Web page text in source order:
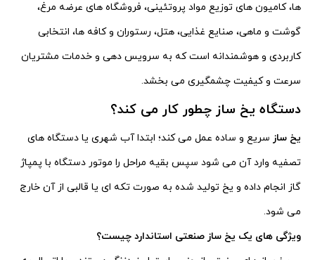
ها، کامیون های توزیع مواد پروتئینی، فروشگاه های عرضه مرغ،
گوشت و ماهی، صنایع غذایی، هتل، رستوران و کافه ها، انتخابی
کاربردی و هوشمندانه است که به سرویس دهی و خدمات مشتریان
سرعت و کیفیت چشمگیری می بخشد.
دستگاه یخ ساز چطور کار می کند؟
یخ ساز سریع و ساده عمل می کند؛ ابتدا آب شهری یا دستگاه های
تصفیه وارد آن می شود سپس بقیه مراحل را موتور دستگاه با پمپاژ
گاز انجام داده و یخ تولید شده به صورت تکه ای یا قالبی از آن خارج
می شود.
ویژگی های یک یخ ساز صنعتی استاندارد چیست؟